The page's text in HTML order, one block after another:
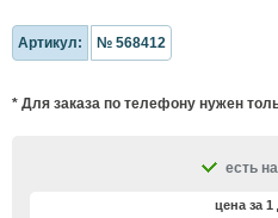
Артикул: № 568412
* Для заказа по телефону нужен
есть
цена за 1